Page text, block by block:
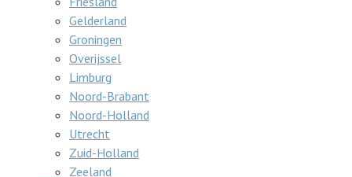
Gelderland
Groningen
Overijssel
Limburg
Noord-Brabant
Noord-Holland
Utrecht
Zuid-Holland
Zeeland